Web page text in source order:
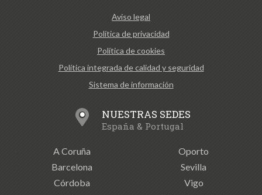
Aviso legal
Política de privacidad
Política de cookies
Política integrada de calidad y seguridad
Sistema de información
NUESTRAS SEDES
España & Portugal
A Coruña
Barcelona
Córdoba
Oporto
Sevilla
Vigo